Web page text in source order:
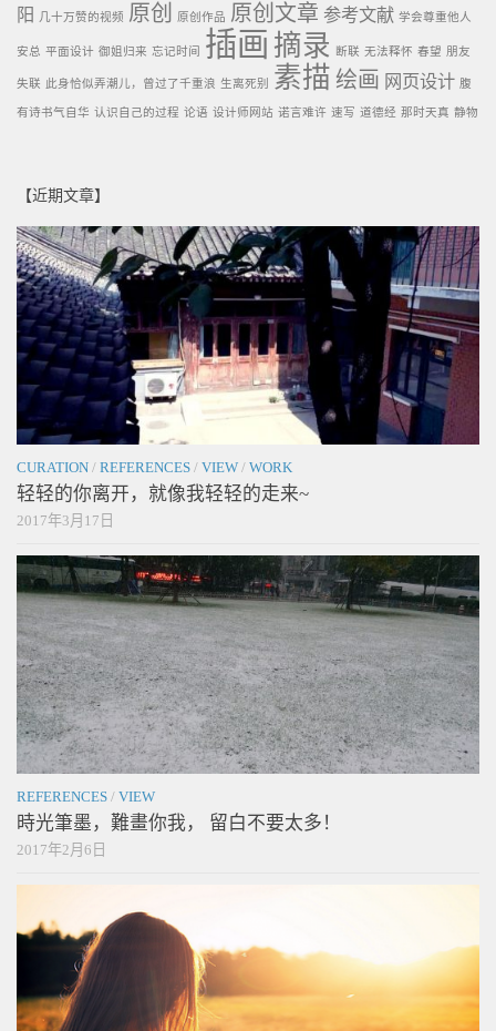
阳
几十万赞的视频 原创 原创作品 原创文章 参考文献 学会尊重他人
安总 平面设计 御姐归来 忘记时间 插画 摘录 断联 无法释怀 春望 朋友
失联 此身恰似弄潮儿，曾过了千重浪 生离死别 素描 绘画 网页设计 腹
有诗书气自华 认识自己的过程 论语 设计师网站 诺言难许 速写 道德经 那时天真 静物
【近期文章】
CURATION / REFERENCES / VIEW / WORK
轻轻的你离开，就像我轻轻的走来~
2017年3月17日
REFERENCES / VIEW
時光筆墨，難畫你我， 留白不要太多！
2017年2月6日